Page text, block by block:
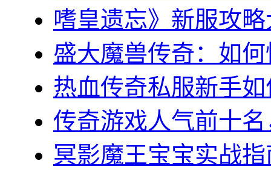
嗜皇遗忘》新服攻
盛大魔兽传奇：如
热血传奇私服新手
传奇游戏人气前十
冥影魔王宝宝实战